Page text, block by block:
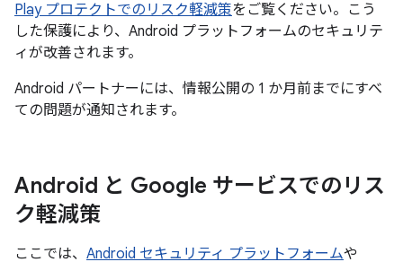
Play プロテクトでのリスク軽減策をご覧ください。こう
した保護により、Android プラットフォームのセキュリテ
ィが改善されます。
Android パートナーには、情報公開の 1 か月前までにすべ
ての問題が通知されます。
Android と Google サービスでのリス
ク軽減策
ここでは、 Android セキュリティ プラットフォームや